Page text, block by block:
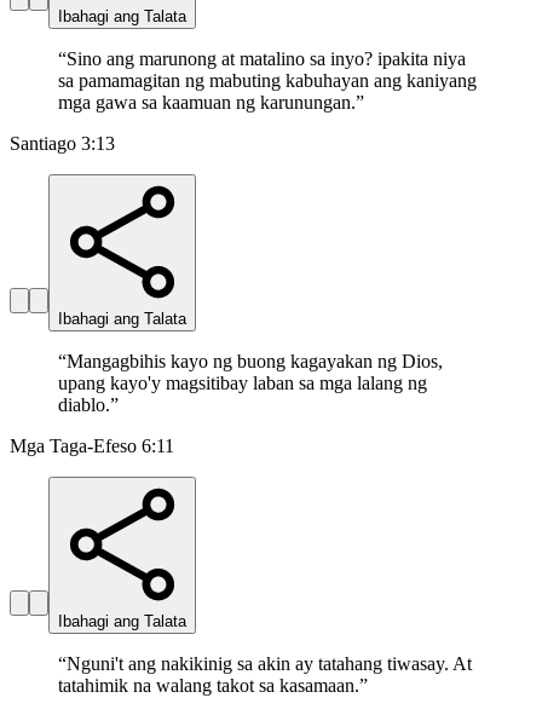
Ibahagi ang Talata
“Sino ang marunong at matalino sa inyo? ipakita niya
sa pamamagitan ng mabuting kabuhayan ang kaniyang
mga gawa sa kaamuan ng karunungan.”
Santiago 3:13
Ibahagi ang Talata
“Mangagbihis kayo ng buong kagayakan ng Dios,
upang kayo'y magsitibay laban sa mga lalang ng
diablo.”
Mga Taga-Efeso 6:11
Ibahagi ang Talata
“Nguni't ang nakikinig sa akin ay tatahang tiwasay. At
tatahimik na walang takot sa kasamaan.”